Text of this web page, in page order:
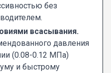
без
всасывания.
давления
(0.08-0.12 МПа)
и быстрому